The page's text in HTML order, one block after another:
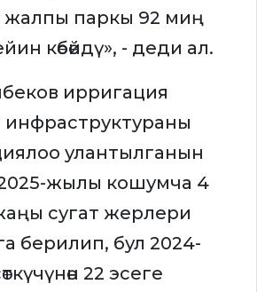
жалпы паркы 92 миң
көбөйдү», - деди ал.
ирригация
улантылганын
жылы кошумча 4
сугат жерлери
берилип, бул 2024-
22 эсеге